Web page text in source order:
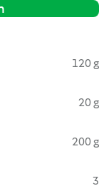
120 g
20 g
200 g
3